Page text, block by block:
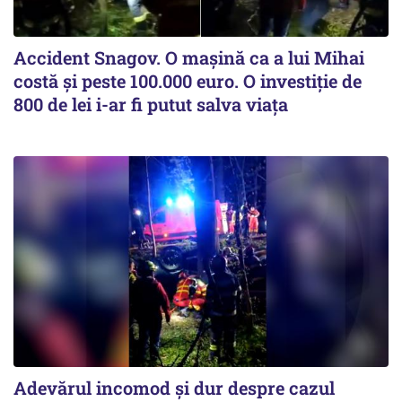
Accident Snagov. O mașină ca a lui Mihai
costă și peste 100.000 euro. O investiție de
800 de lei i-ar fi putut salva viața
Adevărul incomod și dur despre cazul